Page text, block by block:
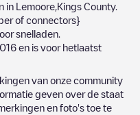
in Lemoore Kings County.
of connectors}
snelladen.
en is voor hetlaatst
van onze community
geven over de staat
en foto's toe te